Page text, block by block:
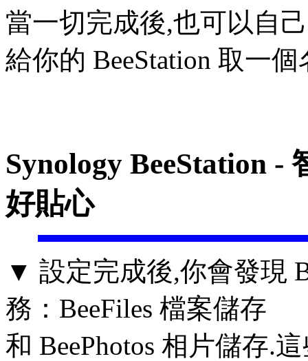
當一切完成後,也可以自己
給你的 BeeStation 取一
Synology BeeStation -
好貼心
▼ 設定完成後,你會發現
務：BeeFiles 檔案儲存
和 BeePhotos 相片儲存.